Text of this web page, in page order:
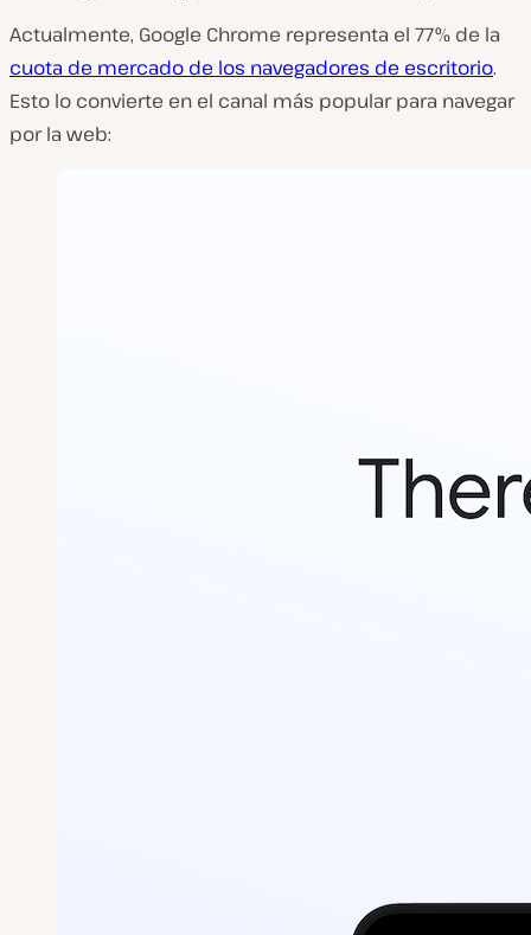
Actualmente, Google Chrome representa el 77% de la
cuota de mercado de los navegadores de escritorio.
Esto lo convierte en el canal más popular para navegar
por la web: